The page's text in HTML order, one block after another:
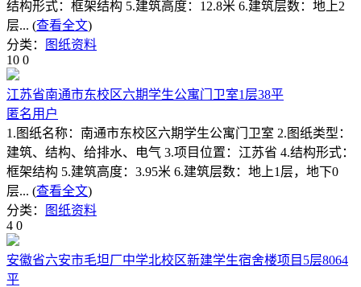
结构形式：框架结构 5.建筑高度：12.8米 6.建筑层数：地上2
层... (查看全文)
分类：
图纸资料
10 0
江苏省南通市东校区六期学生公寓门卫室1层38平
匿名用户
1.图纸名称：南通市东校区六期学生公寓门卫室 2.图纸类型：
建筑、结构、给排水、电气 3.项目位置：江苏省 4.结构形式：
框架结构 5.建筑高度：3.95米 6.建筑层数：地上1层，地下0
层... (查看全文)
分类：
图纸资料
4 0
安徽省六安市毛坦厂中学北校区新建学生宿舍楼项目5层8064
平